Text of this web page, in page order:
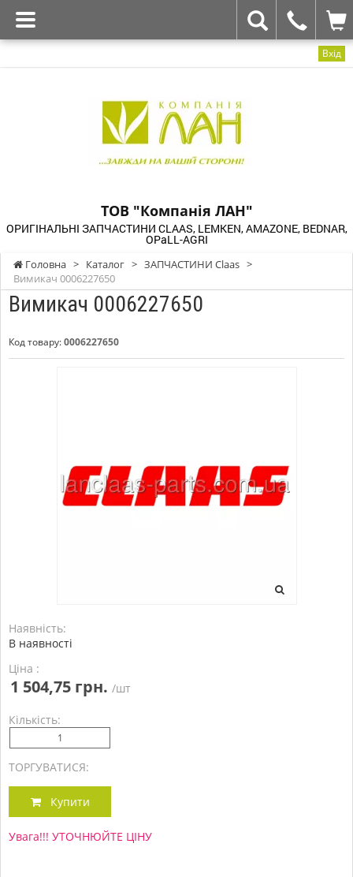
Вхід
ТОВ "Компанія ЛАН"
ОРИГІНАЛЬНІ ЗАПЧАСТИНИ CLAAS, LEMKEN, AMAZONE, BEDNAR,
OPaLL-AGRI
Головна > Каталог > ЗАПЧАСТИНИ Claas >
Вимикач 0006227650
Вимикач 0006227650
Код товару:0006227650
Наявність:
В наявності
Ціна :
1 504,75 грн. /шт
Кількість:
ТОРГУВАТИСЯ:
Купити
Увага!!! УТОЧНЮЙТЕ ЦІНУ